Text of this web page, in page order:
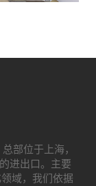
部位于上海，
进出口。主要
域，我们依据